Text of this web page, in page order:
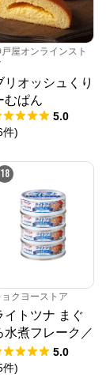
屋オンラインスト
リオッシュくり
むぱん
5.0
件)
18
ョクヨーストア
イトツナ まぐ
水煮フレーク／
5.0
件)